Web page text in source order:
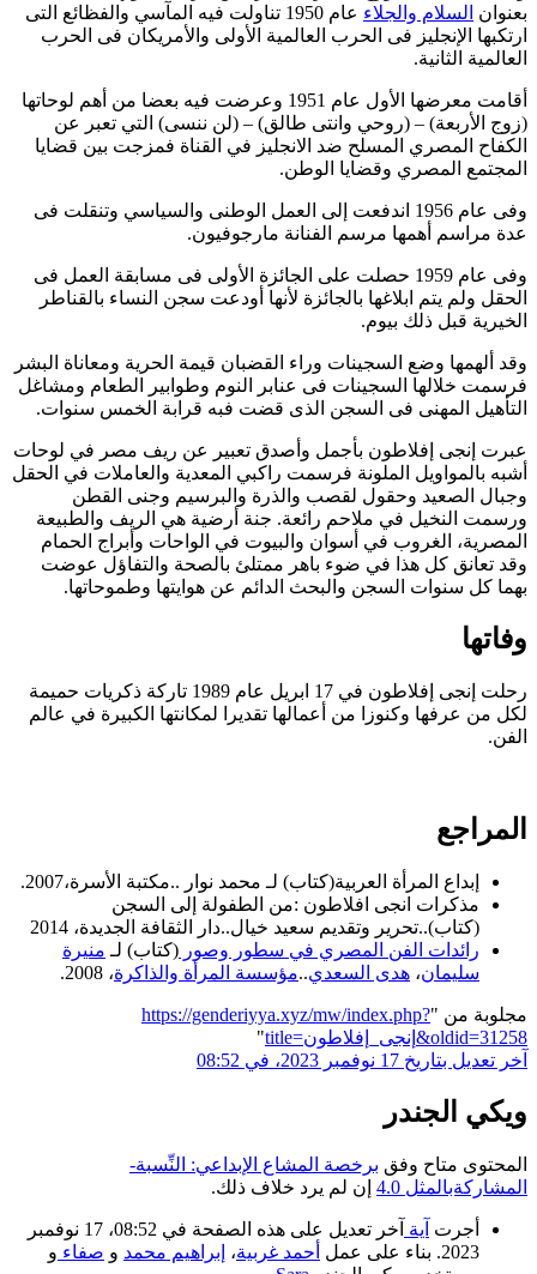
بعنوان السلام والجلاء
عام 1950 تناولت فيه المآسي والفظائع التى
ارتكبها الإنجليز فى الحرب العالمية الأولى والأمريكان فى الحرب
العالمية الثانية.
أقامت معرضها الأول عام 1951 وعرضت فيه بعضا من أهم لوحاتها
(زوج الأربعة) – (روحي وانتى طالق) – (لن ننسى) التي تعبر عن
الكفاح المصري المسلح ضد الانجليز في القناة فمزجت بين قضايا
المجتمع المصري وقضايا الوطن.
وفى عام 1956 اندفعت إلى العمل الوطنى والسياسي وتنقلت فى
عدة مراسم أهمها مرسم الفنانة مارجوفيون.
وفى عام 1959 حصلت على الجائزة الأولى فى مسابقة العمل فى
الحقل ولم يتم ابلاغها بالجائزة لأنها أودعت سجن النساء بالقناطر
الخيرية قبل ذلك بيوم.
وقد ألهمها وضع السجينات وراء القضبان قيمة الحرية ومعاناة البشر
فرسمت خلالها السجينات فى عنابر النوم وطوابير الطعام ومشاغل
التأهيل المهنى فى السجن الذى قضت فبه قرابة الخمس سنوات.
عبرت إنجى إفلاطون بأجمل وأصدق تعبير عن ريف مصر في لوحات
أشبه بالمواويل الملونة فرسمت راكبي المعدية والعاملات في الحقل
وجبال الصعيد وحقول لقصب والذرة والبرسيم وجنى القطن
ورسمت النخيل في ملاحم رائعة. جنة أرضية هي الريف والطبيعة
المصرية، الغروب في أسوان والبيوت في الواحات وأبراج الحمام
وقد تعانق كل هذا في ضوء باهر ممتلئ بالصحة والتفاؤل عوضت
بهما كل سنوات السجن والبحث الدائم عن هوايتها وطموحاتها.
وفاتها
رحلت إنجى إفلاطون في 17 ابريل عام 1989 تاركة ذكريات حميمة
لكل من عرفها وكنوزا من أعمالها تقديرا لمكانتها الكبيرة في عالم
الفن.
المراجع
إبداع المرأة العربية(كتاب) لـ محمد نوار ..مكتبة الأسرة،2007.
مذكرات انجى افلاطون :من الطفولة إلى السجن
(كتاب)..تحرير وتقديم سعيد خيال..دار الثقافة الجديدة، 2014
رائدات الفن المصري في سطور وصور (كتاب) لـ منيرة
سليمان، هدى السعدي..مؤسسة المرأة والذاكرة، 2008.
مجلوبة من "https://genderiyya.xyz/mw/index.php?
title=إنجى_إفلاطون&oldid=31258
"
آخر تعديل بتاريخ 17 نوفمبر 2023، في 08:52
ويكي الجندر
المحتوى متاح وفق برخصة المشاع الإبداعي: النِّسبة-
المشاركةبالمثل 4.0
إن لم يرد خلاف ذلك.
أجرت آية
آخر تعديل على هذه الصفحة في 08:52، 17 نوفمبر
2023. بناء على عمل
أحمد غربية، إبراهيم محمد و صفاء و